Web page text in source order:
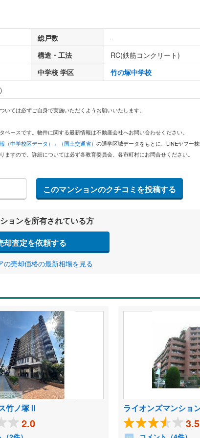
総戸数
-
構造・工法
RC(鉄筋コンクリート)
中学校 学区 竹の塚中学校
ては必ずご自身で実施いただくようお願いいたします。
ースです。物件に関する最新情報は不動産会社へお問い合わせください。
（中学校区データ）」（国土交通省） の通学区域データをもとに、LINEヤフー株
すので、詳細については必ず各教育委員会、各市町村にお問合せください。
このマンションのクチコミを投稿する
ョンを所有されている方
却査定を依頼する
の売却価格の最新相場を見る
竹ノ塚Ⅱ
2.0
ライオンズマンショ
3.5